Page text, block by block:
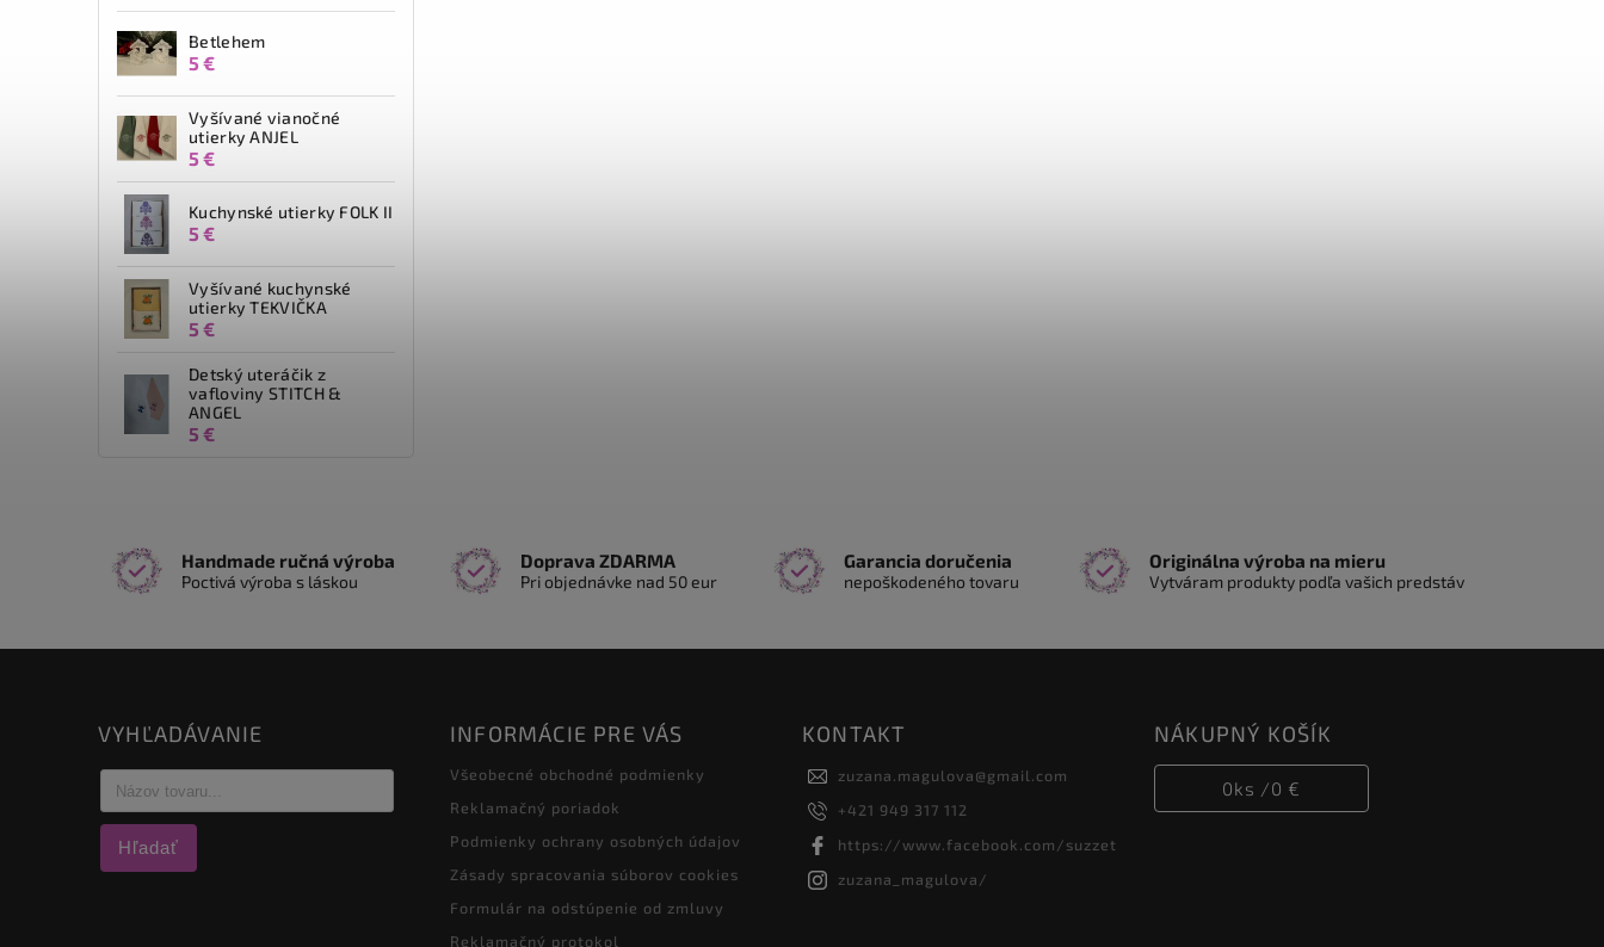
Betlehem
5 €
Vyšívané vianočné
utierky ANJEL
5 €
Kuchynské utierky FOLK II
5 €
Vyšívané kuchynské
utierky TEKVIČKA
5 €
Detský uteráčik z
vafloviny STITCH &
ANGEL
5 €
Handmade ručná výroba
Poctivá výroba s láskou
Doprava ZDARMA
Pri objednávke nad 50 eur
Garancia doručenia
nepoškodeného tovaru
Originálna výroba na mieru
Vytváram produkty podľa vašich predstáv
VYHĽADÁVANIE
Hľadať
INFORMÁCIE PRE VÁS
Všeobecné obchodné podmienky
Reklamačný poriadok
Podmienky ochrany osobných údajov
Zásady spracovania súborov cookies
Formulár na odstúpenie od zmluvy
Reklamačný protokol
KONTAKT
zuzana.magulova@gmail.com
+421 949 317 112
https://www.facebook.com/suzzet
zuzana_magulova/
NÁKUPNÝ KOŠÍK
0ks /0 €